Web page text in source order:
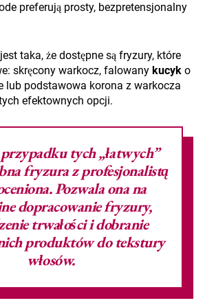
preferują prosty, bezpretensjonalny
taka, że dostępne są fryzury, które
skręcony warkocz, falowany kucyk o
lub podstawowa korona z warkocza
efektownych opcji.
tych „łatwych”
fryzuraz profesjonalistą
Pozwala ona na
dopracowanie fryzury,
trwałości i dobranie
produktów do tekstury
włosów.